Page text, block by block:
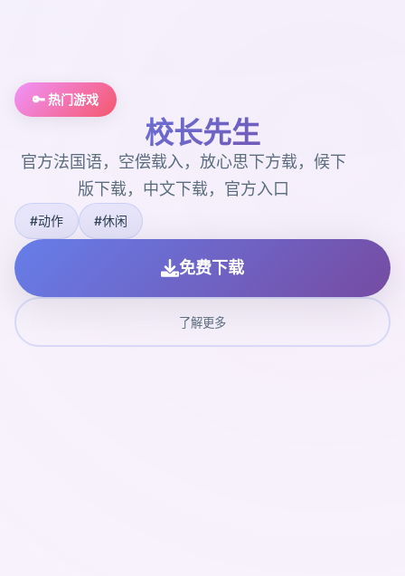
🔑 热门游戏
校长先生
官方法国语，空偿载入，放心思下方载，候下
版下载，中文下载，官方入口
#动作 #休闲
免费下载
了解更多